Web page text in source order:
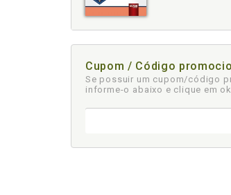
Cupom / Código
Se possuir um cupom/código
informe-o abaixo e clique em ok